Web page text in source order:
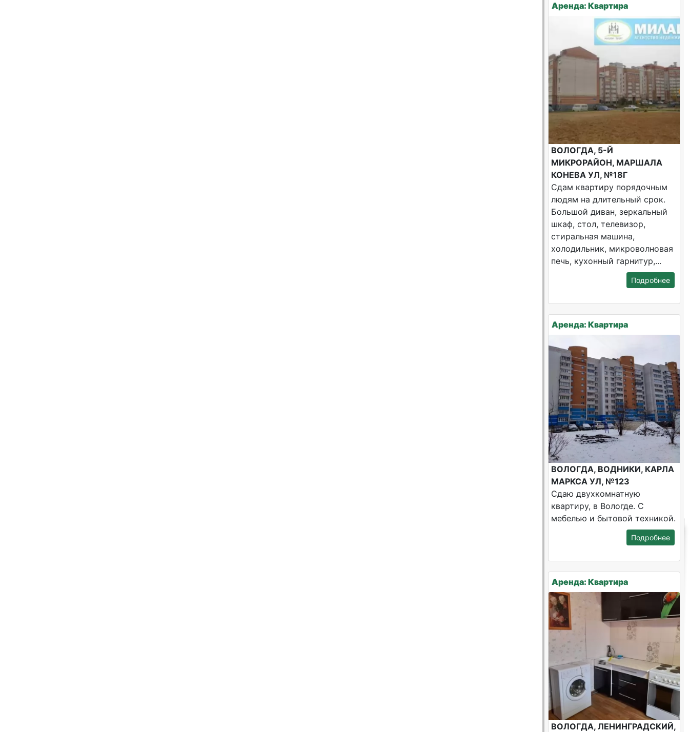
Аренда: Квартира
ВОЛОГДА, 5-Й
МИКРОРАЙОН, МАРШАЛА
КОНЕВА УЛ, №18Г
Сдам квартиру порядочным
людям на длительный срок.
Большой диван, зеркальный
шкаф, стол, телевизор,
стиральная машина,
холодильник, микроволновая
печь, кухонный гарнитур,...
Подробнее
Аренда: Квартира
ВОЛОГДА, ВОДНИКИ, КАРЛА
МАРКСА УЛ, №123
Сдаю двухкомнатную
квартиру, в Вологде. С
мебелью и бытовой техникой.
Подробнее
Аренда: Квартира
ВОЛОГДА, ЛЕНИНГРАДСКИЙ,